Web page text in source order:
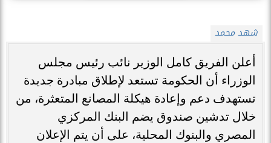
شهد محمد
أعلن الفريق كامل الوزير نائب رئيس مجلس
الوزراء أن الحكومة تستعد لإطلاق مبادرة جديدة
تستهدف دعم وإعادة هيكلة المصانع المتعثرة، من
خلال تدشين صندوق يضم البنك المركزي
المصري والبنوك المحلية، على أن يتم الإعلان